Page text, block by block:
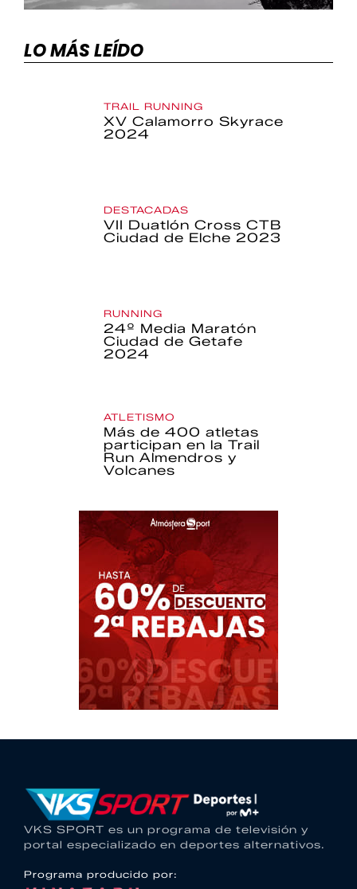
LO MÁS LEÍDO
TRAIL RUNNING
XV Calamorro Skyrace
2024
DESTACADAS
VII Duatlón Cross CTB
Ciudad de Elche 2023
RUNNING
24º Media Maratón
Ciudad de Getafe
2024
ATLETISMO
Más de 400 atletas
participan en la Trail
Run Almendros y
Volcanes
VKS SPORT es un programa de televisión y
portal especializado en deportes alternativos.
Programa producido por: